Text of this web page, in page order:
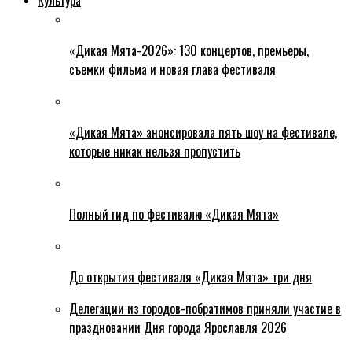
«Дикая Мята-2026»: 130 концертов, премьеры,
съемки фильма и новая глава фестиваля
«Дикая Мята» анонсировала пять шоу на фестивале,
которые никак нельзя пропустить
Полный гид по фестивалю «Дикая Мята»
До открытия фестиваля «Дикая Мята» три дня
Делегации из городов-побратимов приняли участие в
праздновании Дня города Ярославля 2026